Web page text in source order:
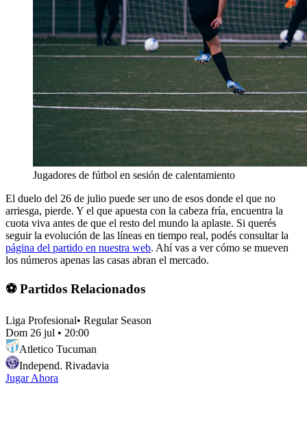
Jugadores de fútbol en sesión de calentamiento
El duelo del 26 de julio puede ser uno de esos donde el que no
arriesga, pierde. Y el que apuesta con la cabeza fría, encuentra la
cuota viva antes de que el resto del mundo la aplaste. Si querés
seguir la evolución de las líneas en tiempo real, podés consultar la
página del partido en nuestra web. Ahí vas a ver cómo se mueven
los números apenas las casas abran el mercado.
⚽ Partidos Relacionados
Liga Profesional• Regular Season
Dom 26 jul • 20:00
Atletico Tucuman
Independ. Rivadavia
Jugar Ahora